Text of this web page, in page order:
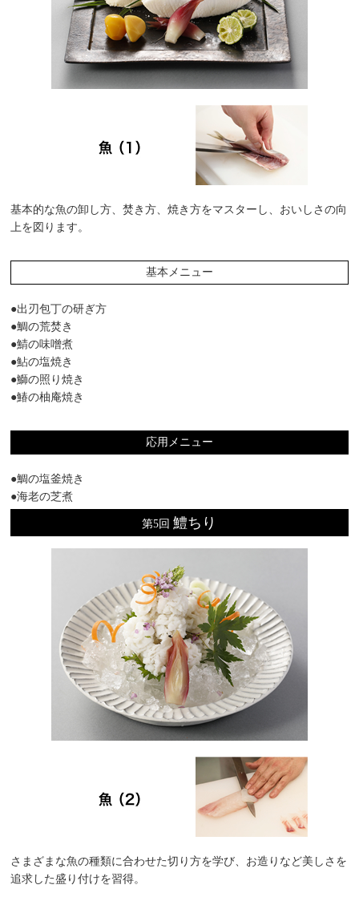
基本的な魚の卸し方、焚き方、焼き方をマスターし、おいしさの向
上を図ります。
基本メニュー
●出刃包丁の研ぎ方
●鯛の荒焚き
●鯖の味噌煮
●鮎の塩焼き
●鰤の照り焼き
●鰆の柚庵焼き
応用メニュー
●鯛の塩釜焼き
●海老の芝煮
第5回鱧ちり
さまざまな魚の種類に合わせた切り方を学び、お造りなど美しさを
追求した盛り付けを習得。